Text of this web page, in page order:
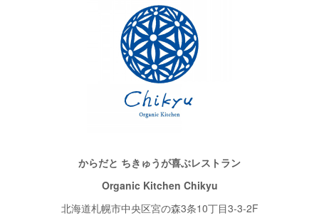
からだと ちきゅうが喜ぶレストラン
Organic Kitchen Chikyu
北海道札幌市中央区宮の森3条10丁目3-3-2F